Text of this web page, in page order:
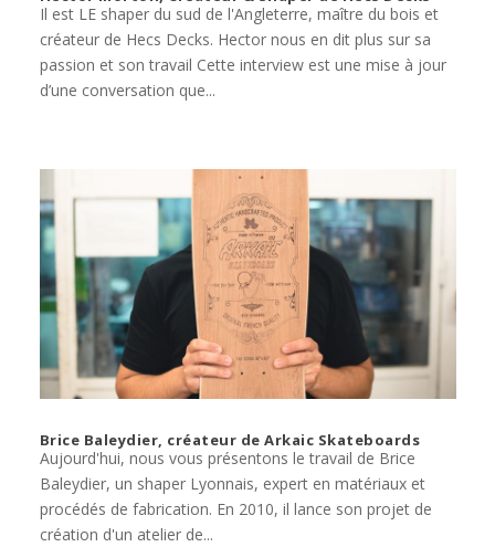
Il est LE shaper du sud de l'Angleterre, maître du bois et
créateur de Hecs Decks. Hector nous en dit plus sur sa
passion et son travail Cette interview est une mise à jour
d’une conversation que...
Brice Baleydier, créateur de Arkaic Skateboards
Aujourd'hui, nous vous présentons le travail de Brice
Baleydier, un shaper Lyonnais, expert en matériaux et
procédés de fabrication. En 2010, il lance son projet de
création d'un atelier de...